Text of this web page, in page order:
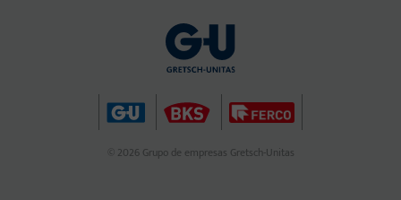
© 2026 Grupo de empresas Gretsch-Unitas